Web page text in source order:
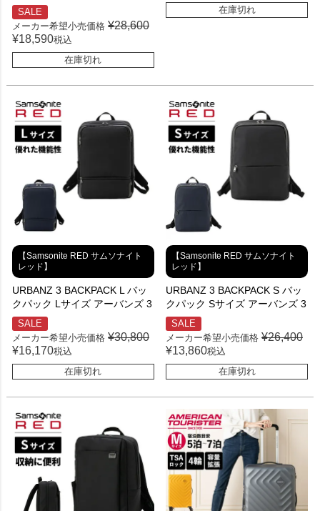
SALE
メーカー希望小売価格 ¥28,600
¥18,590税込
在庫切れ
在庫切れ
【Samsonite RED サムソナイト
レッド】
URBANZ 3 BACKPACK L バッ
クパック Lサイズ アーバンズ 3
SALE
メーカー希望小売価格 ¥30,800
¥16,170税込
在庫切れ
【Samsonite RED サムソナイト
レッド】
URBANZ 3 BACKPACK S バッ
クパック Sサイズ アーバンズ 3
SALE
メーカー希望小売価格 ¥26,400
¥13,860税込
在庫切れ